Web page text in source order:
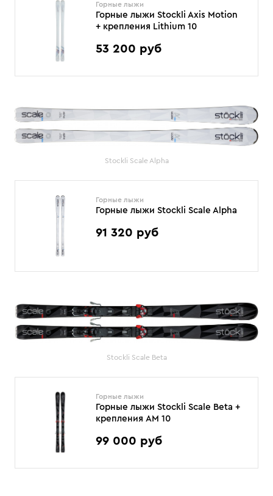
Горные лыжи
Горные лыжи Stockli Axis Motion
+ крепления Lithium 10
53 200 руб
Stockli Scale Alpha
Горные лыжи
Горные лыжи Stockli Scale Alpha
91 320 руб
Stockli Scale Beta
Горные лыжи
Горные лыжи Stockli Scale Beta +
крепления AM 10
99 000 руб